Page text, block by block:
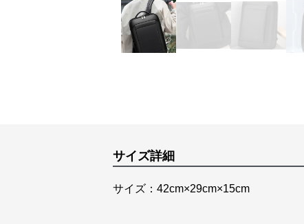
サイズ詳細
サイズ：42cm×29cm×15cm